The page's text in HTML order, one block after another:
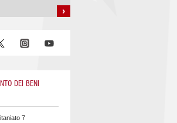
DEI BENI
7